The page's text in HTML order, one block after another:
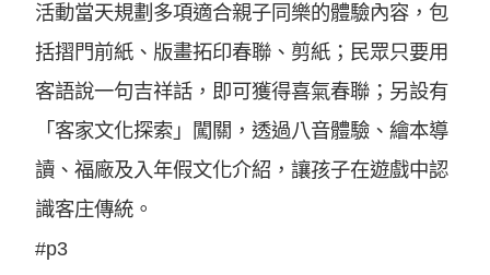
活動當天規劃多項適合親子同樂的體驗內容，包
括摺門前紙、版畫拓印春聯、剪紙；民眾只要用
客語說一句吉祥話，即可獲得喜氣春聯；另設有
「客家文化探索」闖關，透過八音體驗、繪本導
讀、福廠及入年假文化介紹，讓孩子在遊戲中認
識客庄傳統。
#p3